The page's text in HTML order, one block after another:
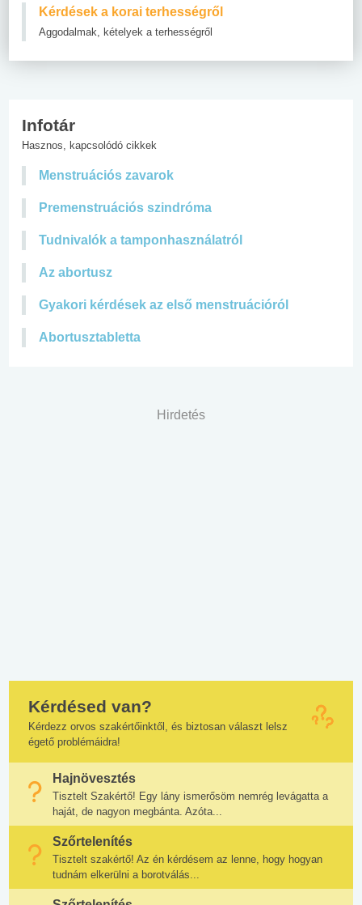
Kérdések a korai terhességről
Aggodalmak, kételyek a terhességről
Infotár
Hasznos, kapcsolódó cikkek
Menstruációs zavarok
Premenstruációs szindróma
Tudnivalók a tamponhasználatról
Az abortusz
Gyakori kérdések az első menstruációról
Abortusztabletta
Hirdetés
Kérdésed van?
Kérdezz orvos szakértőinktől, és biztosan választ lelsz
égető problémáidra!
Hajnövesztés
Tisztelt Szakértő! Egy lány ismerősöm nemrég levágatta a
haját, de nagyon megbánta. Azóta...
Szőrtelenítés
Tisztelt szakértő! Az én kérdésem az lenne, hogy hogyan
tudnám elkerülni a borotválás...